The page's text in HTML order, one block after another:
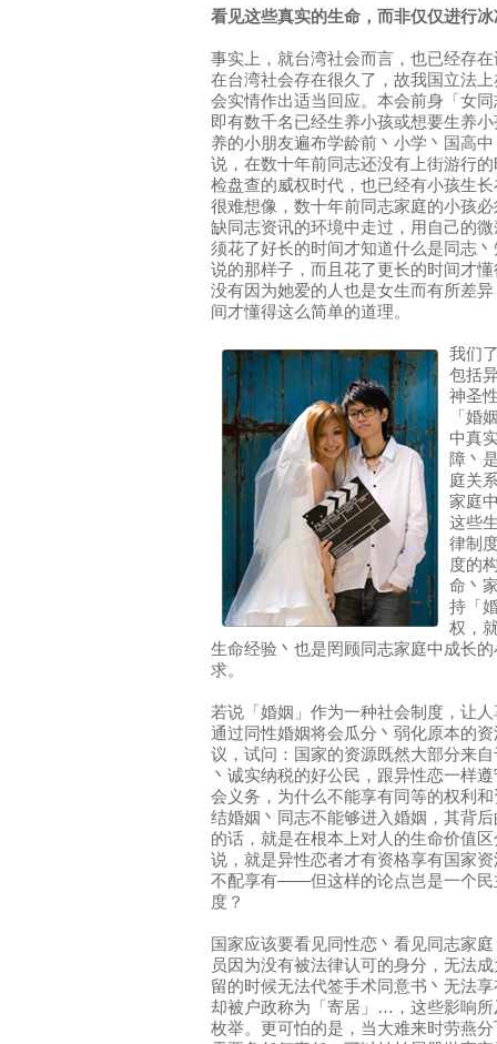
看见这些真实的生命，而非仅仅进行
事实上，就台湾社会而言，也已经存
在台湾社会存在很久了，故我国立法
会实情作出适当回应。本会前身「女
即有数千名已经生养小孩或想要生养
养的小朋友遍布学龄前丶小学丶国高
说，在数十年前同志还没有上街游行
检盘查的威权时代，也已经有小孩生
很难想像，数十年前同志家庭的小孩
缺同志资讯的环境中走过，用自己的
须花了好长的时间才知道什么是同志
说的那样子，而且花了更长的时间才
没有因为她爱的人也是女生而有所差
间才懂得这么简单的道理。
我们
包括
神圣
「婚
中真
障丶
庭关
家庭
这些
律制
度的
命丶
持「
权，
生命经验丶也是罔顾同志家庭中成长
求。
若说「婚姻」作为一种社会制度，让
通过同性婚姻将会瓜分丶弱化原本的
议，试问：国家的资源既然大部分来
丶诚实纳税的好公民，跟异性恋一样
会义务，为什么不能享有同等的权利
结婚姻丶同志不能够进入婚姻，其背
的话，就是在根本上对人的生命价值
说，就是异性恋者才有资格享有国家
不配享有——但这样的论点岂是一个民
度？
国家应该要看见同性恋丶看见同志家
员因为没有被法律认可的身分，无法
留的时候无法代签手术同意书丶无法
却被户政称为「寄居」…，这些影响
枚举。更可怕的是，当大难来时劳燕